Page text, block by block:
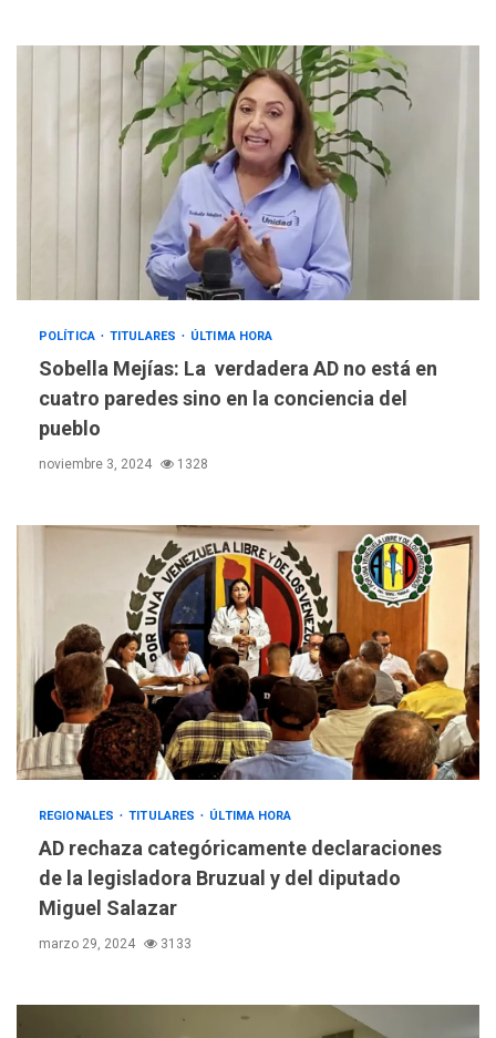
POLÍTICA TITULARES ÚLTIMA HORA
Sobella Mejías: La verdadera AD no está en
cuatro paredes sino en la conciencia del
pueblo
noviembre 3, 2024 1328
REGIONALES TITULARES ÚLTIMA HORA
AD rechaza categóricamente declaraciones
de la legisladora Bruzual y del diputado
Miguel Salazar
marzo 29, 2024 3133